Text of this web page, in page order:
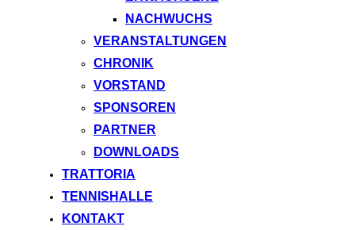
NACHWUCHS
VERANSTALTUNGEN
CHRONIK
VORSTAND
SPONSOREN
PARTNER
DOWNLOADS
TRATTORIA
TENNISHALLE
KONTAKT